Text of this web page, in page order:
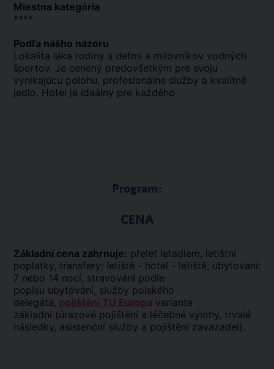
Miestna kategória
****
Podľa nášho názoru
Lokalita láka rodiny s deťmi a milovníkov vodných
športov. Je cenený predovšetkým pre svoju
vynikajúcu polohu, profesionálne služby a kvalitné
jedlo. Hotel je ideálny pre každého
.
Program:
CENA
Základní cena zahrnuje: přelet letadlem, letištní
poplatky, transfery: letiště - hotel - letiště, ubytování:
7 nebo 14 nocí, stravování podle
popisu ubytování, služby polského
delegáta, pojištění TU Europa varianta
základní (úrazové pojištění a léčebné výlohy, trvalé
následky, asistenční služby a pojištění zavazadel).